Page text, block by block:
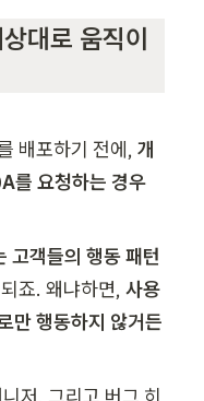
대로 움직이
배포하기 전에, 개
를 요청하는 경우
고객들의 행동 패턴
죠. 왜냐하면, 사용
만 행동하지 않거든